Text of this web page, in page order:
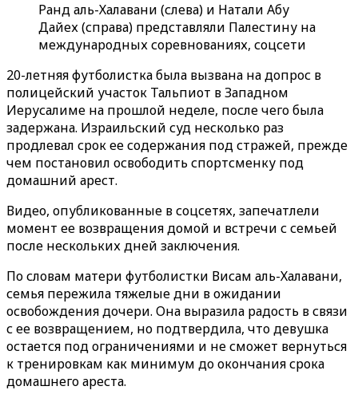
Ранд аль-Халавани (слева) и Натали Абу
Дайех (справа) представляли Палестину на
международных соревнованиях, соцсети
20-летняя футболистка была вызвана на допрос в
полицейский участок Тальпиот в Западном
Иерусалиме на прошлой неделе, после чего была
задержана. Израильский суд несколько раз
продлевал срок ее содержания под стражей, прежде
чем постановил освободить спортсменку под
домашний арест.
Видео, опубликованные в соцсетях, запечатлели
момент ее возвращения домой и встречи с семьей
после нескольких дней заключения.
По словам матери футболистки Висам аль-Халавани,
семья пережила тяжелые дни в ожидании
освобождения дочери. Она выразила радость в связи
с ее возвращением, но подтвердила, что девушка
остается под ограничениями и не сможет вернуться
к тренировкам как минимум до окончания срока
домашнего ареста.